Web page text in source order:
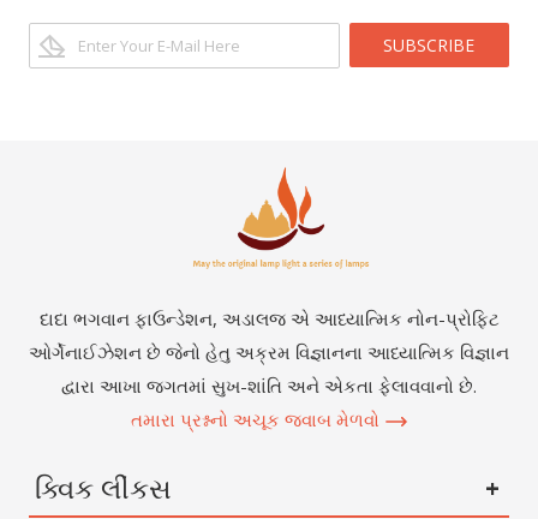
SUBSCRIBE
દાદા ભગવાન ફાઉન્ડેશન, અડાલજ એ આધ્યાત્મિક નોન-પ્રોફિટ
ઓર્ગેનાઈઝેશન છે જેનો હેતુ અક્રમ વિજ્ઞાનના આધ્યાત્મિક વિજ્ઞાન
દ્વારા આખા જગતમાં સુખ-શાંતિ અને એકતા ફેલાવવાનો છે.
તમારા પ્રશ્નનો અચૂક જવાબ મેળવો
ક્વિક લીંકસ